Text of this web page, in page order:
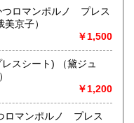
ブカルチャー
ロマンポルノ プレス
美京子）
￥1,500
ト) （黛ジュ
￥1,200
マンポルノ プレス